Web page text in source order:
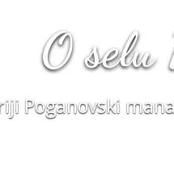
O selu
Poganovski